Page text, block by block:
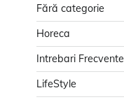
Fără categorie
Horeca
Intrebari Frecvente
LifeStyle